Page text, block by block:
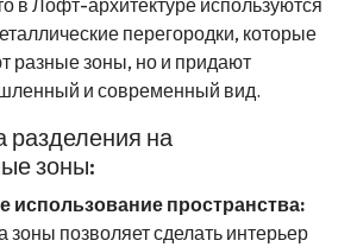
перегородки, которые
разные зоны, но и придают
и современный вид.
на
зоны:
использование пространства:
зоны позволяет сделать интерьер